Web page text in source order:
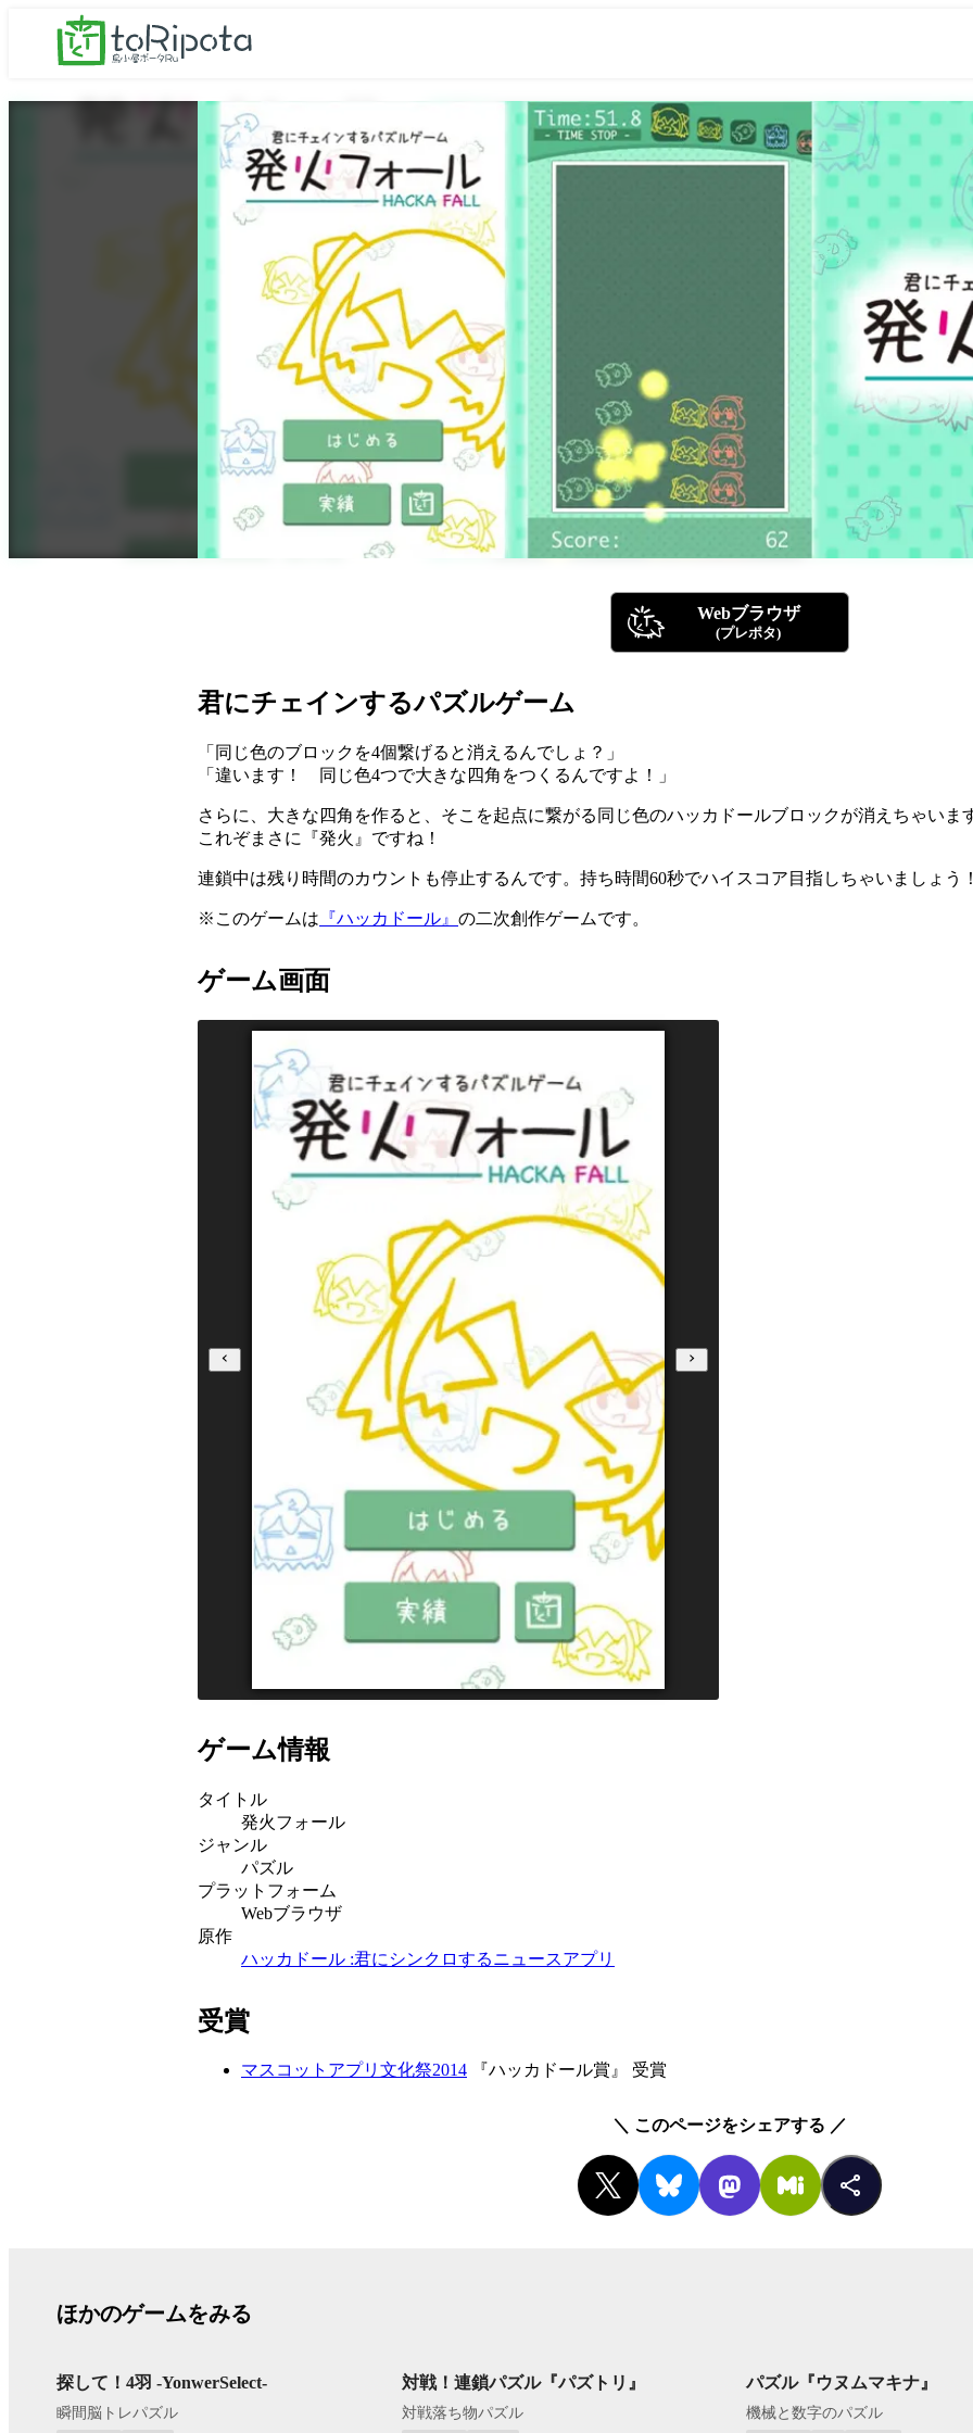
Webブラウザ
(プレポタ)
君にチェインするパズルゲーム
「同じ色のブロックを4個繋げると消えるんでしょ？」
「違います！ 同じ色4つで大きな四角をつくるんですよ！」
さらに、大きな四角を作ると、そこを起点に繋がる同じ色のハッカドールブロックが消えちゃいま
これぞまさに『発火』ですね！
連鎖中は残り時間のカウントも停止するんです。持ち時間60秒でハイスコア目指しちゃいましょう
※このゲームは 『ハッカドール』 の二次創作ゲームです。
ゲーム画面
ゲーム情報
タイトル
発火フォール
ジャンル
パズル
プラットフォーム
Webブラウザ
原作
ハッカドール :君にシンクロするニュースアプリ
受賞
マスコットアプリ文化祭2014 『ハッカドール賞』 受賞
＼ このページをシェアする ／
ほかのゲームをみる
探して！4羽 -YonwerSelect-
瞬間脳トレパズル
対戦！連鎖パズル『パズトリ』
対戦落ち物パズル
パズル『ウヌムマキナ』
機械と数字のパズル